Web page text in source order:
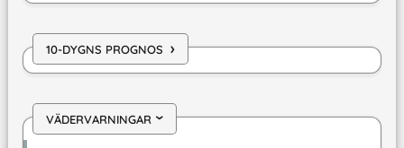
10-DYGNS PROGNOS ›
VÄDERVARNINGAR›